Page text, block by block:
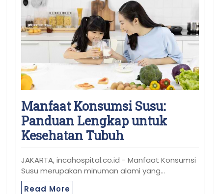
Manfaat Konsumsi Susu:
Panduan Lengkap untuk
Kesehatan Tubuh
JAKARTA, incahospital.co.id - Manfaat Konsumsi
Susu merupakan minuman alami yang…
Read More